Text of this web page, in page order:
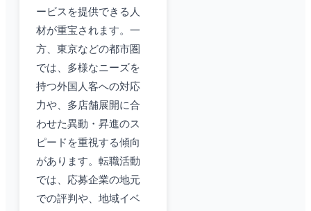
ービスを提供できる人
材が重宝されます。一
方、東京などの都市圏
では、多様なニーズを
持つ外国人客への対応
力や、多店舗展開に合
わせた異動・昇進のス
ピードを重視する傾向
があります。転職活動
では、応募企業の地元
での評判や、地域イベ